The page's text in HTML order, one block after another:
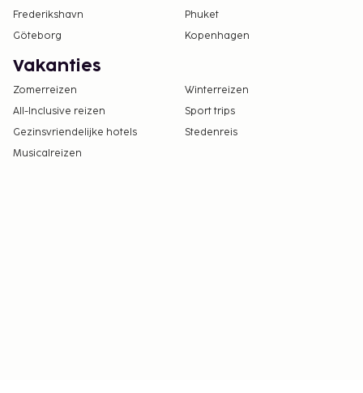
Frederikshavn
Phuket
Göteborg
Kopenhagen
Vakanties
Zomerreizen
Winterreizen
All-Inclusive reizen
Sport trips
Gezinsvriendelijke hotels
Stedenreis
Musicalreizen